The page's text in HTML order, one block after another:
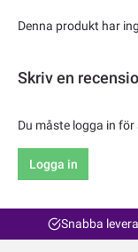
Denna produkt har
Skriv en
Du måste logga in
Logga in
Snabba